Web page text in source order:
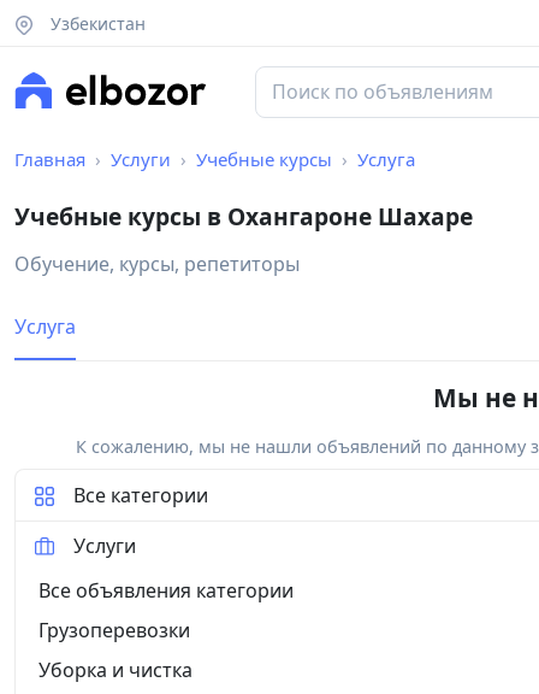
Узбекистан
Главная Услуги Учебные курсы Услуга
Учебные курсы в Охангароне Шахаре
Обучение, курсы, репетиторы
Услуга
Мы не
К сожалению, мы не нашли объявлений по данному
Все категории
Услуги
Все объявления категории
Грузоперевозки
Уборка и чистка